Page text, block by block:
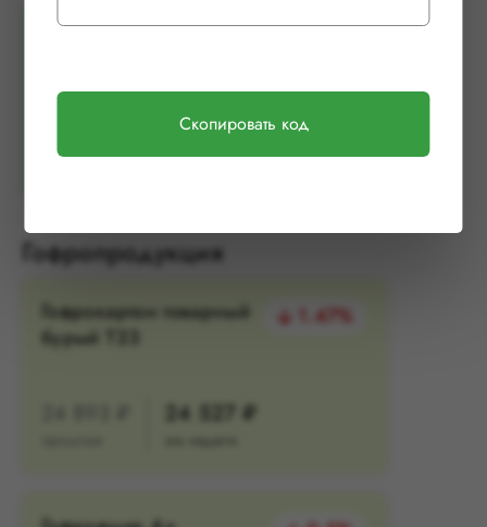
12 881 ₽
Гофропродукция
Гофрокартон товарный
бурый Т23
1.47%
24 527 ₽
Скопировать код